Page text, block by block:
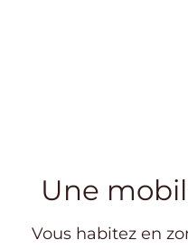
Une
Vous habitez en